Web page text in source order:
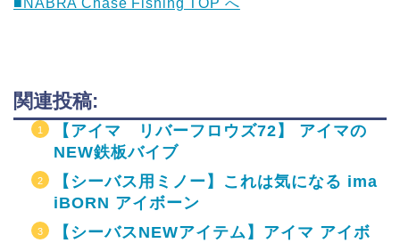
関連投稿:
【アイマ リバーフロウズ72】 アイマの
NEW鉄板バイブ
【シーバス用ミノー】これは気になる ima
iBORN アイボーン
【シーバスNEWアイテム】アイマ アイボ